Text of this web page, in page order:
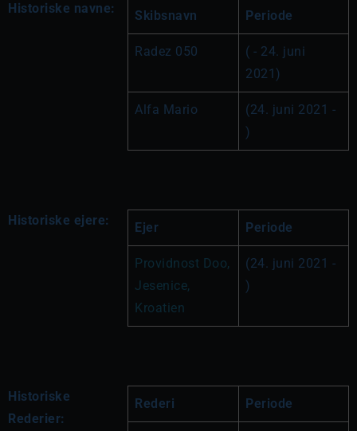
Historiske navne: Skibsnavn Periode
Radez 050
( - 24. juni
2021)
Alfa Mario
(24. juni 2021 -
)
Historiske ejere: Ejer Periode
Providnost Doo,
Jesenice,
Kroatien
(24. juni 2021 -
)
Historiske
Rederier:
Rederi Periode